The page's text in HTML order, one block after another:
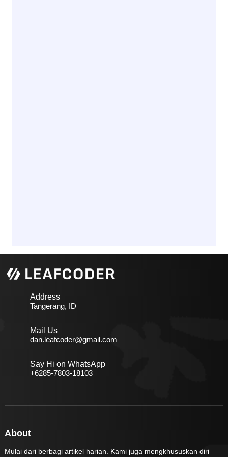
Address
Tangerang, ID
Mail Us
dan.leafcoder@gmail.com
Say Hi on WhatsApp
+6285-7803-18103
About
Mulai dari berbagi artikel harian. Kami juga mengkhususkan diri